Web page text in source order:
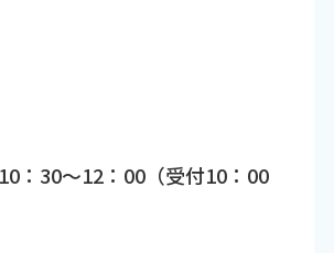
：30～12：00（受付10：00